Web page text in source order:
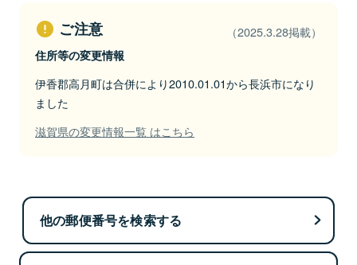
ご注意 （2025.3.28掲載）
住所等の変更情報
伊香郡高月町は合併により2010.01.01から長浜市になり
ました
滋賀県の変更情報一覧 はこちら
他の郵便番号を検索する